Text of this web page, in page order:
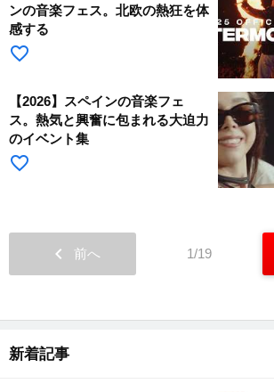
ンの音楽フェス。北欧の熱狂を体
感する
favorite_border
【2026】スペインの音楽フェ
ス。熱気と興奮に包まれる大迫力
のイベント集
favorite_border
chevron_left 前へ 1/19
新着記事